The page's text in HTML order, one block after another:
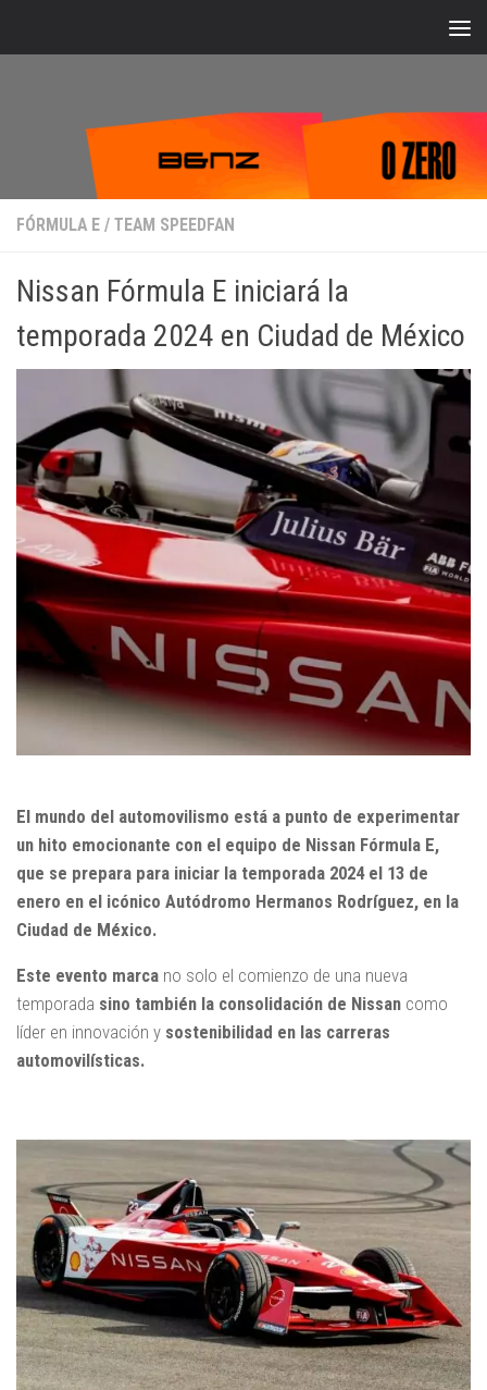
FÓRMULA E / TEAM SPEEDFAN
Nissan Fórmula E iniciará la
temporada 2024 en Ciudad de México
El mundo del automovilismo está a punto de experimentar
un hito emocionante con el equipo de Nissan Fórmula E,
que se prepara para iniciar la temporada 2024 el 13 de
enero en el icónico Autódromo Hermanos Rodríguez, en la
Ciudad de México.
Este evento marca no solo el comienzo de una nueva
temporada sino también la consolidación de Nissan como
líder en innovación y sostenibilidad en las carreras
automovilísticas.